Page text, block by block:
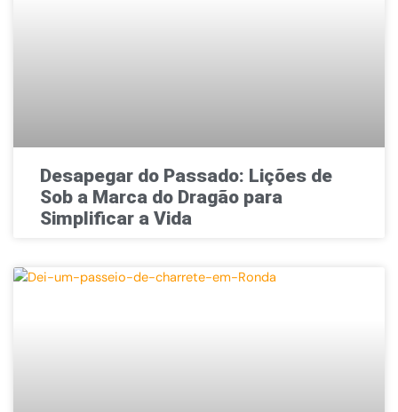
Desapegar do Passado: Lições de
Sob a Marca do Dragão para
Simplificar a Vida